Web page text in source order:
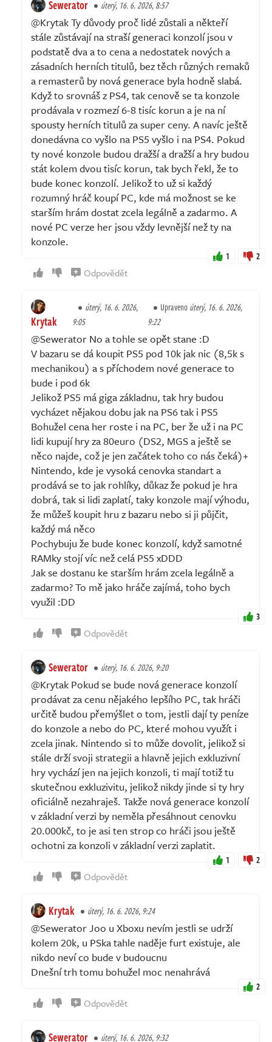
Sewerator úterý, 16. 6. 2026, 8:57
@Krytak Ty důvody proč lidé zůstali a někteří
stále zůstávají na straší generaci konzolí jsou v
podstatě dva a to cena a nedostatek nových a
zásadních herních titulů, bez těch různých remaků
a remasterů by nová generace byla hodně slabá.
Když to srovnáš z PS4, tak cenově se ta konzole
prodávala v rozmezí 6-8 tisíc korun a je na ní
spousty herních titulů za super ceny. A navíc ještě
donedávna co vyšlo na PS5 vyšlo i na PS4. Pokud
ty nové konzole budou dražší a dražší a hry budou
stát kolem dvou tisíc korun, tak bych řekl, že to
bude konec konzolí. Jelikož to už si každý
rozumný hráč koupí PC, kde má možnost se ke
starším hrám dostat zcela legálně a zadarmo. A
nové PC verze her jsou vždy levnější než ty na
konzole.
1 2
Odpovědět
Krytak
úterý, 16. 6. 2026,
9:05
Upravenoúterý, 16. 6. 2026,
9:22
@Sewerator No a tohle se opět stane :D
V bazaru se dá koupit PS5 pod 10k jak nic (8,5k s
mechanikou) a s příchodem nové generace to
bude i pod 6k
Jelikož PS5 má giga základnu, tak hry budou
vycházet nějakou dobu jak na PS6 tak i PS5
Bohužel cena her roste i na PC, ber že už i na PC
lidi kupují hry za 80euro (DS2, MGS a ještě se
něco najde, což je jen začátek toho co nás čeká)+
Nintendo, kde je vysoká cenovka standart a
prodává se to jak rohlíky, důkaz že pokud je hra
dobrá, tak si lidi zaplatí, taky konzole mají výhodu,
že můžeš koupit hru z bazaru nebo si ji půjčit,
každý má něco
Pochybuju že bude konec konzolí, když samotné
RAMky stojí víc než celá PS5 xDDD
Jak se dostanu ke starším hrám zcela legálně a
zadarmo? To mě jako hráče zajímá, toho bych
využil :DD
3
Odpovědět
Sewerator úterý, 16. 6. 2026, 9:20
@Krytak Pokud se bude nová generace konzolí
prodávat za cenu nějakého lepšího PC, tak hráči
určitě budou přemýšlet o tom, jestli dají ty peníze
do konzole a nebo do PC, které mohou využít i
zcela jinak. Nintendo si to může dovolit, jelikož si
stále drží svoji strategii a hlavně jejich exkluzivní
hry vychází jen na jejich konzoli, ti mají totiž tu
skutečnou exkluzivitu, jelikož nikdy jinde si ty hry
oficiálně nezahraješ. Takže nová generace konzolí
v základní verzi by neměla přesáhnout cenovku
20.000kč, to je asi ten strop co hráči jsou ještě
ochotni za konzoli v základní verzi zaplatit.
1 2
Odpovědět
Krytak úterý, 16. 6. 2026, 9:24
@Sewerator Joo u Xboxu nevím jestli se udrží
kolem 20k, u PSka tahle naděje furt existuje, ale
nikdo neví co bude v budoucnu
Dnešní trh tomu bohužel moc nenahrává
2
Odpovědět
Sewerator úterý, 16. 6. 2026, 9:32